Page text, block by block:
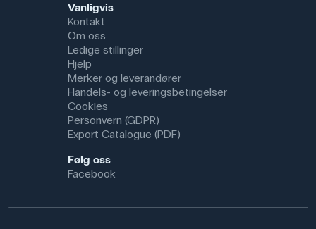
Vanligvis
Kontakt
Om oss
Ledige stillinger
Hjelp
Merker og leverandører
Handels- og leveringsbetingelser
Cookies
Personvern (GDPR)
Export Catalogue (PDF)
Følg oss
Facebook